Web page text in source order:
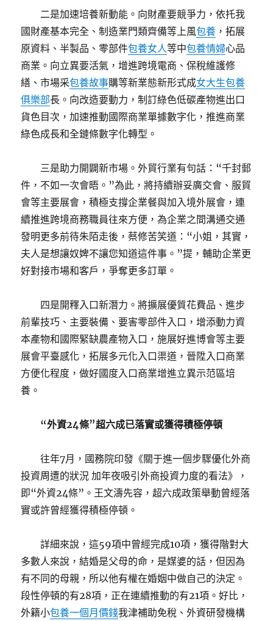
二是加速培養新動能。向財產要競爭力，依托我
國財產基本完全、制造業門類齊備等上風包養 ，拓展
原資料、半製品、零部件包養女人等中包養情婦心品
商業。向立異要活氣，增進跨境電商、保稅維護修
繕、市場采包養故事購等新業態新形式成女大生包養
俱樂部長。向改造要動力，制訂綠色低碳產物進出口
貨色目次，加速推動國際商業單據數字化，推進商業
綠色成長和全鏈條數字化轉型。
三是助力開闢新市場。外貿行業有句話：“千封郵
件，不如一次會晤。”為此，將持續辦妥廣交會、服貿
會等主要展會，積極支撐企業餐與加入境外展會，連
續推進跨境商務職員往來方便，為企業之間溝通交通
發明更多前待朱陌走後，蔡修苦笑道：“小姐，其實，
夫人是想讓奴婢不讓您知道這件事。”提，輔助企業更
好對接市場和客戶，爭奪更多訂單。
四是開釋入口新潛力。將擴展優質花費品、進步
前輩技巧、主要裝備、要害零部件入口，增添動力資
本產物和國際緊缺農產物入口，施展好進博會等主要
展會平臺感化，拓展多元化入口渠道，晉陞入口商業
方便化程度，做好國度入口商業增進立異示范區培
養。
“外資24條”超六成已落實或獲得積極停頓
往年7月，國務院印發《關于進一個步驟優化外商
投資周遭的狀況 加年夜吸引外商投資力度的看法》，
即“外資24條”。王文濤先容，超六成政策舉動曾經落
實或許曾經獲得積極停頓。
詳細來說，這59項中曾經完成10項，獲得階對大
多數人來說，結婚是父母的命，是媒婆的話，但因為
有不同的母親，所以他有權在婚姻中做自己的決定。
段性停頓的有28項，正在連續推動的有21項。好比，
外籍小包養一個月價錢我津補助免稅、外資研發機構